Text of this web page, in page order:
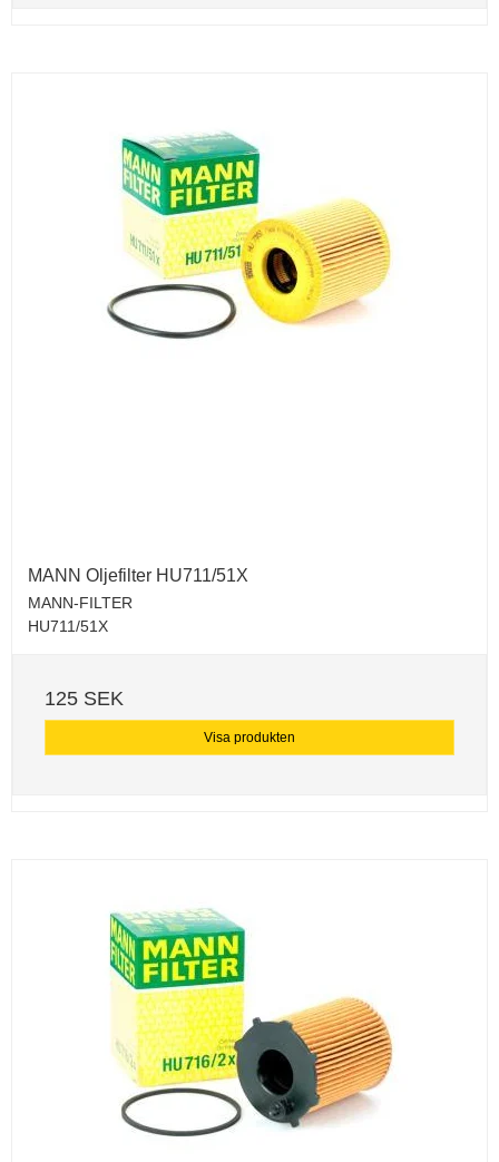
MANN Oljefilter HU711/51X
MANN-FILTER
HU711/51X
125 SEK
Visa produkten